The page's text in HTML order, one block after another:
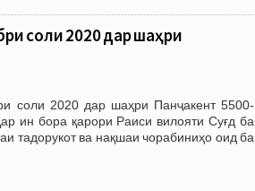
соли 2020 дар шаҳри
соли 2020 дар шаҳри Панҷакент 5500-
ин бора қарори Раиси вилояти Суғд ба
тадорукот ва нақшаи чорабиниҳо оид ба